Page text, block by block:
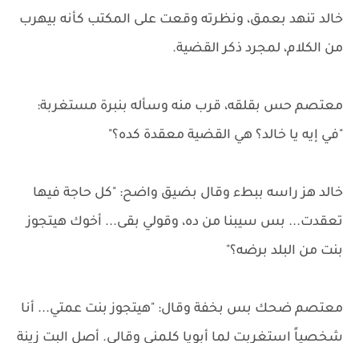
خالد تنهد بعمق، ونظرته وقعت على المكتب كأنه بيهرب
من الكلام، لمجرد ذكر القضية.
معتصم حس بقلقه، قرب منه وسأله بنبرة مستغربة:
"في إيه يا خالد؟ هي القضية معقدة كده؟"
خالد هز راسه ببطء وقال بضيق واضح: "كل حاجة فيها
تعقدت... بس سيبنا من ده، وقولي بقى... أخوك هيتجوز
بنت من البلد برضه؟"
معتصم ضحك بس بخفة وقال: "هيتجوز بنت عمتي... أنا
شخصياً استغربت لما أبويا كلمني وقالي. أصل البت زينة